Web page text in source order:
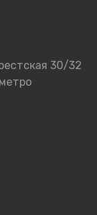
30/32